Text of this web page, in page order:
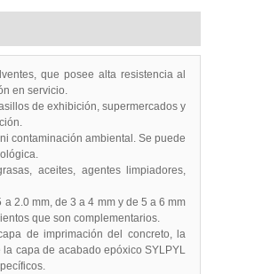
que posee alta resistencia al
en servicio.
de exhibición, supermercados y
contaminación ambiental. Se puede
aceites, agentes limpiadores,
2.0 mm, de 3 a 4 mm y de 5 a 6 mm
que son complementarios.
de imprimación del concreto, la
capa de acabado epóxico SYLPYL